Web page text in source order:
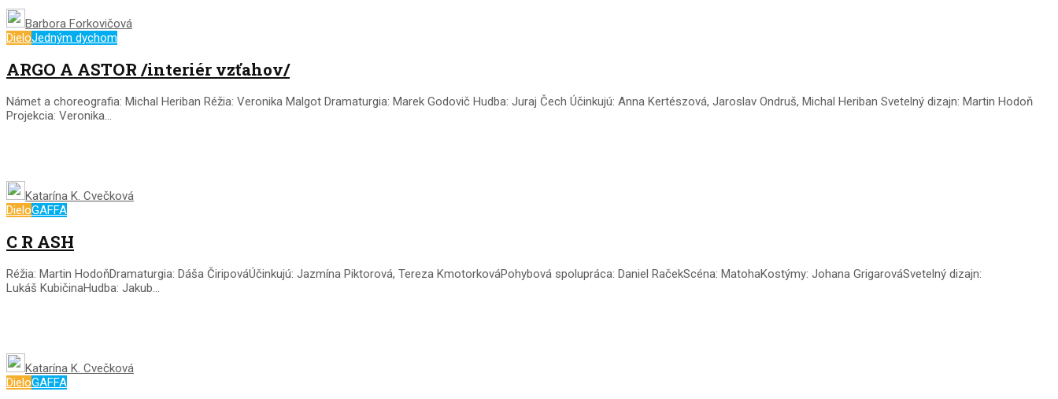
Barbora Forkovičová
DieloJedným dychom
ARGO A ASTOR /interiér vzťahov/
Námet a choreografia: Michal Heriban Réžia: Veronika Malgot Dramaturgia: Marek Godovič Hudba: Juraj Čech Účinkujú: Anna Kertészová, Jaroslav Ondruš, Michal Heriban Svetelný dizajn: Martin Hodoň
Projekcia: Veronika...
Katarína K. Cvečková
DieloGAFFA
C R ASH
Réžia: Martin HodoňDramaturgia: Dáša ČiripováÚčinkujú: Jazmína Piktorová, Tereza KmotorkováPohybová spolupráca: Daniel RačekScéna: MatohaKostýmy: Johana GrigarováSvetelný dizajn:
Lukáš KubičinaHudba: Jakub...
Katarína K. Cvečková
DieloGAFFA